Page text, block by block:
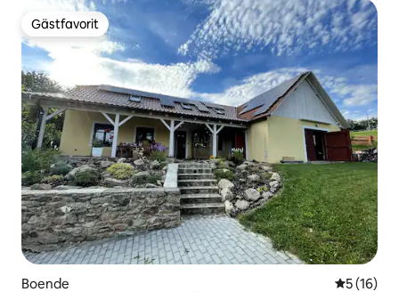
Gästfavorit
Gästfavorit
Boende 5 av 5 i
5 (16)